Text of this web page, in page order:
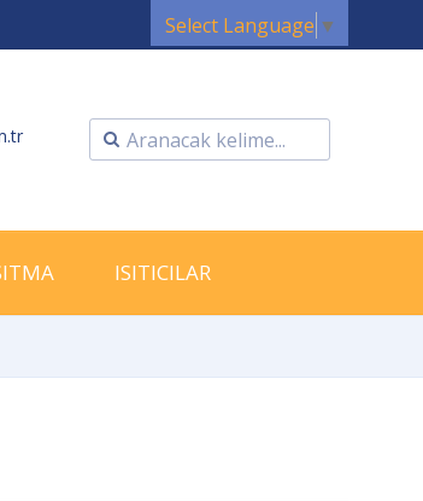
Select Language ▼
ISITICILAR